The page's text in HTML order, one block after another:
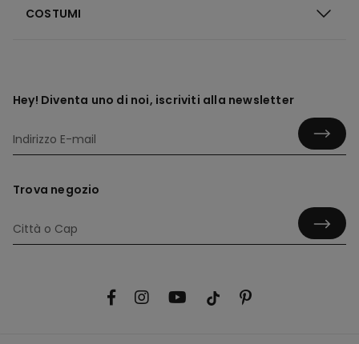
COSTUMI
Hey! Diventa uno di noi, iscriviti alla newsletter
Trova negozio